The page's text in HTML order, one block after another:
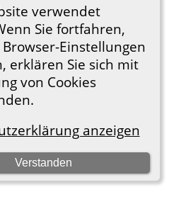
verwendet
Sie fortfahren,
Einstellungen
erklären Sie sich mit
von Cookies
anzeigen
Verstanden
e.V. . |Datenschutzerklärung
zum Impressum
wechseln